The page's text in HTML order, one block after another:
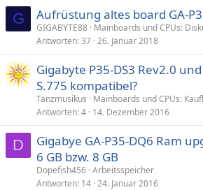
G Aufrüstung altes board GA-
GIGABYTE88 Mainboards und CPUs:
Antworten 37 26. Januar 2018
Gigabyte P35-DS3 Rev2.0
S.775 kompatibel?
Tanzmusikus
Mainboards und CPUs:
Antworten 4 14. Dezember 2016
D
Gigabye GA-P35-DQ6 Ram
6 GB bzw. 8 GB
Dopefish456 Arbeitsspeicher
Antworten 14 24. Januar 2016